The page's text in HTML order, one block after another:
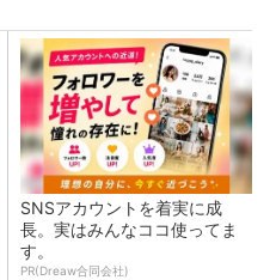
SNSアカウントを着実に成
長。実はみんなココ使ってま
す。
PR(Dreaw合同会社)